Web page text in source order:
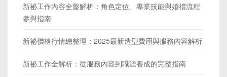
新祕工作內容全盤解析：角色定位、專業技能與婚禮流程
參與指南
新祕價格行情總整理：2025最新造型費用與服務內容解析
新祕工作全解析：從服務內容到職涯養成的完整指南